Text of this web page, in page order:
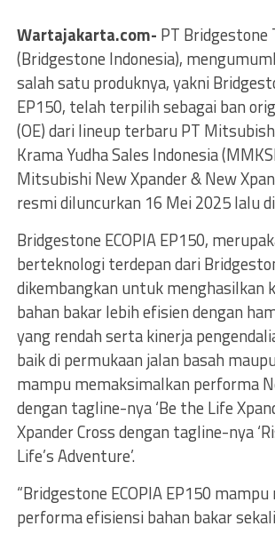
Wartajakarta.com- PT Bridgestone
(Bridgestone Indonesia),
salah satu produknya, yakni
EP150, telah terpilih sebagai ban
(OE) dari lineup terbaru PT
Krama Yudha Sales Indonesia
Mitsubishi New Xpander & New
resmi diluncurkan 16 Mei 2025 lalu
Bridgestone ECOPIA EP150,
berteknologi terdepan dari
dikembangkan untuk menghasilkan
bahan bakar lebih efisien dengan
yang rendah serta kinerja
baik di permukaan jalan basah
mampu memaksimalkan performa
dengan tagline-nya ‘Be the Life
Xpander Cross dengan tagline-nya
Life’s Adventure’.
“Bridgestone ECOPIA EP150
performa efisiensi bahan bakar